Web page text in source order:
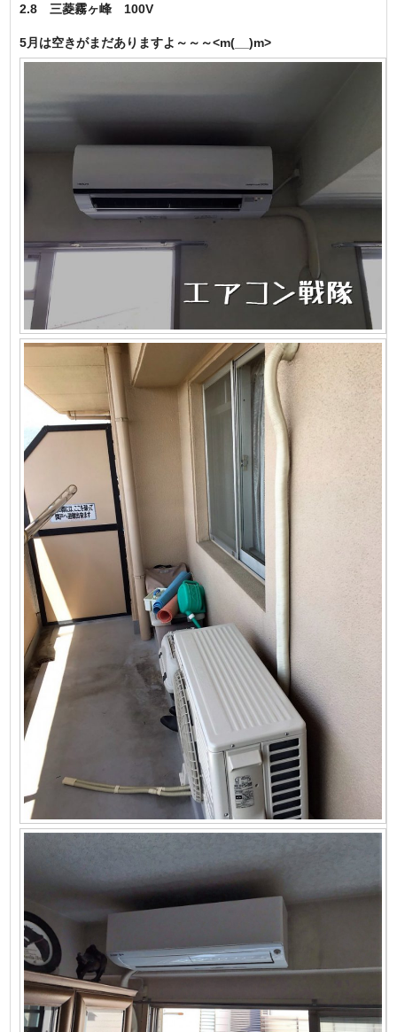
2.8 三菱霧ヶ峰 100V
5月は空きがまだありますよ～～～<m(__)m>